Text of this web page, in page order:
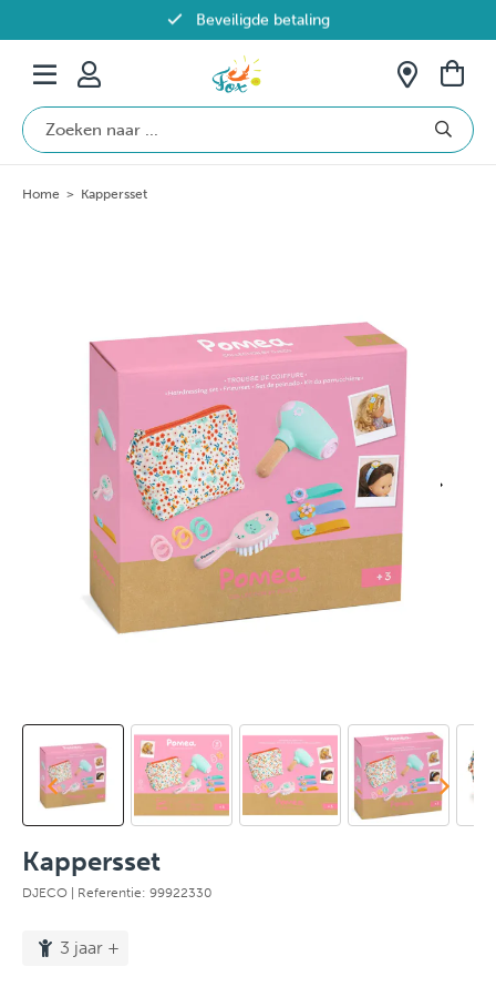
Beveiligde betaling
Gratis verzending vanaf €69 in België
Home > Kappersset
Kappersset
DJECO | Referentie: 99922330
3 jaar +